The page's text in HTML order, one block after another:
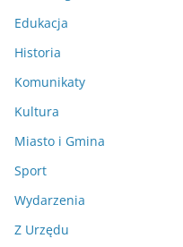
Edukacja
Historia
Komunikaty
Kultura
Miasto i Gmina
Sport
Wydarzenia
Z Urzędu